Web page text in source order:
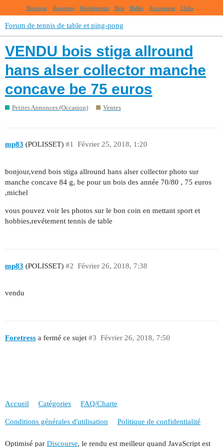
Boutique Raquettes Revêtements Bois Balles Accessoires Clubs
Forum de tennis de table et ping-pong
VENDU bois stiga allround
hans alser collector manche
concave be 75 euros
Petites Annonces (Occasion) Ventes
mp83 (POLISSET) Février 25, 2018, 1:20
#1
bonjour,vend bois stiga allround hans alser collector photo sur
manche concave 84 g, be pour un bois des année 70/80 , 75 euros
,michel
vous pouvez voir les photos sur le bon coin en mettant sport et
hobbies,revétement tennis de table
mp83 (POLISSET) Février 26, 2018, 7:38
#2
vendu
Foretress a fermé ce sujet Février 26, 2018, 7:50
#3
Accueil Catégories FAQ/Charte
Conditions générales d'utilisation Politique de confidentialité
Optimisé par Discourse, le rendu est meilleur quand JavaScript est